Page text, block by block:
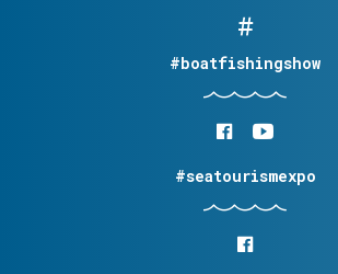
#boatfishingshow
#seatourismexpo